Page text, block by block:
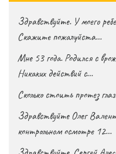
Здравствуйте. У моего
Скажите пожалуйста…
Мне 53 года. Родился с
Никаких действий с…
Сколько стоить протез
Здравствуйте Олег
контрольном осмотре 12…